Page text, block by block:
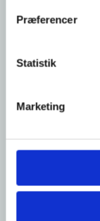
Præferencer
Statistik
Marketing